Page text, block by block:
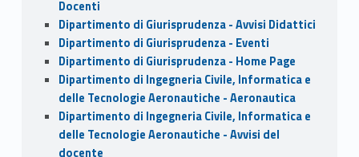
Docenti
Dipartimento di Giurisprudenza - Avvisi Didattici
Dipartimento di Giurisprudenza - Eventi
Dipartimento di Giurisprudenza - Home Page
Dipartimento di Ingegneria Civile, Informatica e
delle Tecnologie Aeronautiche - Aeronautica
Dipartimento di Ingegneria Civile, Informatica e
delle Tecnologie Aeronautiche - Avvisi del
docente